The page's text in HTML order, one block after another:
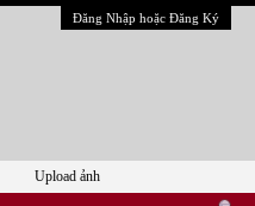
Đăng Nhập hoặc Đăng Ký
Upload ảnh